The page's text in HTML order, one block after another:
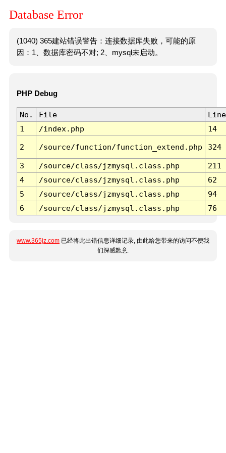
Database Error
(1040) 365建站错误警告：连接数据库失败，可能的原
因：1、数据库密码不对; 2、mysql未启动。
PHP Debug
No. File
Line
1
/index.php 14
2 /source/function/function_extend.php 324
3 /source/class/jzmysql.class.php
211
4
/source/class/jzmysql.class.php
62
5
/source/class/jzmysql.class.php
94
6
/source/class/jzmysql.class.php 76
www.365jz.com 已经将此出错信息详细记录, 由此给您带来的访问不便我
们深感歉意.